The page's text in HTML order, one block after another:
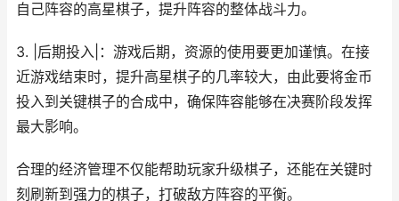
自己阵容的高星棋子，提升阵容的整体战斗力。
3. |后期投入|：游戏后期，资源的使用要更加谨慎。在接
近游戏结束时，提升高星棋子的几率较大，由此要将金币
投入到关键棋子的合成中，确保阵容能够在决赛阶段发挥
最大影响。
合理的经济管理不仅能帮助玩家升级棋子，还能在关键时
刻刷新到强力的棋子，打破敌方阵容的平衡。